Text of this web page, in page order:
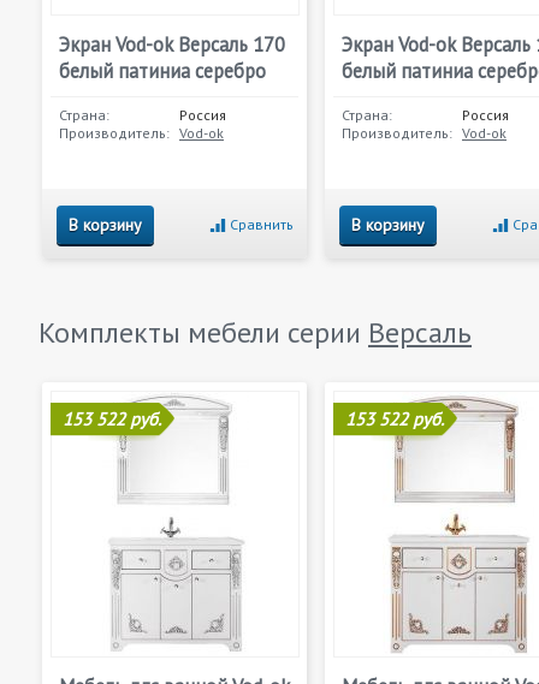
Экран Vod-ok Версаль 170
белый патиниа серебро
Страна:
Россия
Производитель: Vod-ok
В корзину Сравнить
Экран Vod-ok Версаль
белый патиниа
Страна:
Россия
Производитель: Vod-ok
В корзину
Комплекты мебели серии Версаль
153 522 руб. 153 522 руб.